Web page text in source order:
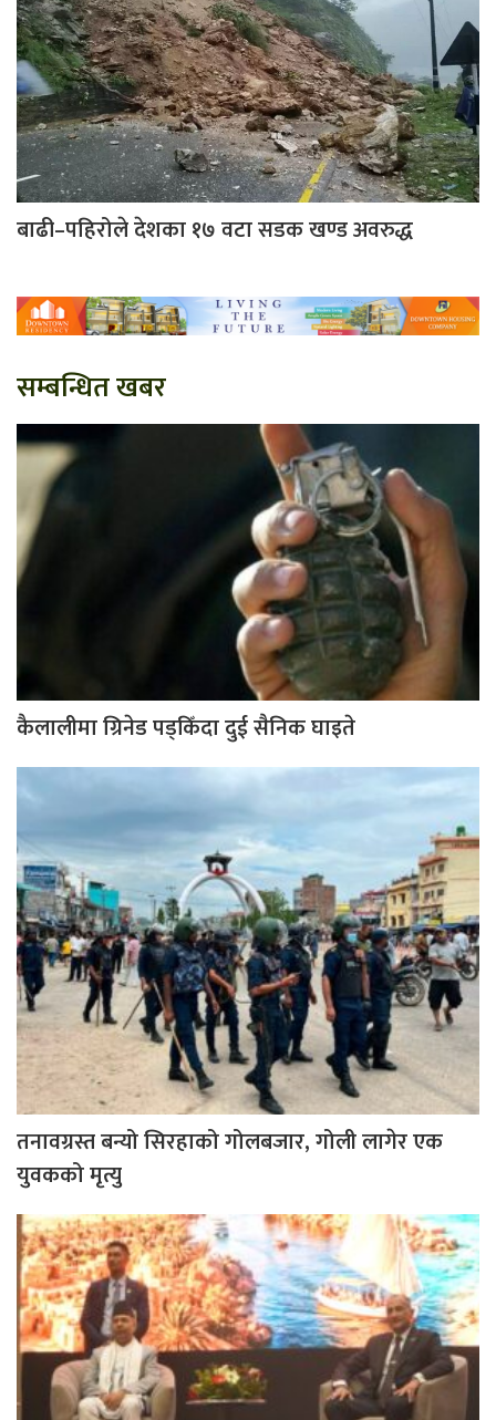
बाढी–पहिरोले देशका १७ वटा सडक खण्ड अवरुद्ध
सम्बन्धित खबर
कैलालीमा ग्रिनेड पड्किँदा दुई सैनिक घाइते
तनावग्रस्त बन्यो सिरहाको गोलबजार, गोली लागेर एक
युवकको मृत्यु